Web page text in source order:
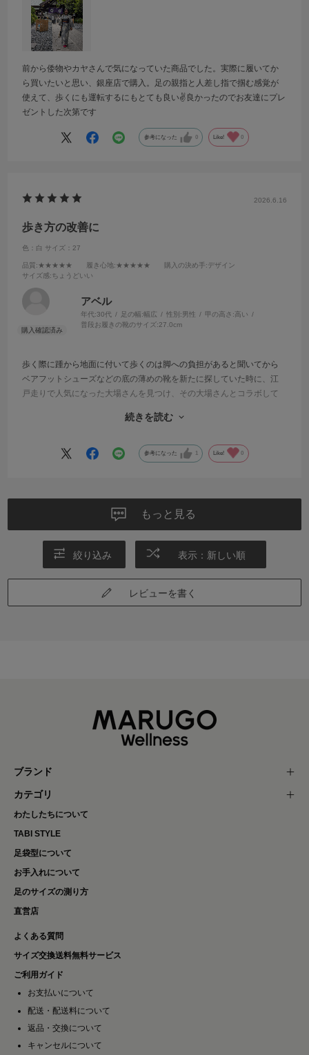
前から倭物やカヤさんで気になっていた商品でした。実際に履いてか
ら買いたいと思い、銀座店で購入。足の親指と人差し指で掴む感覚が
使えて、歩くにも運転するにもとても良い✌️良かったのでお友達にプレ
ゼントした次第です
参考になった 0 Like! 0
2026.6.16
歩き方の改善に
色：白 サイズ：27
品質:★★★★★ 履き心地:★★★★★ 購入の決め手 :デザイン
サイズ感:ちょうどいい
アベル
年代:30代 足の幅:幅広 性別:男性 甲の高さ:高い
普段お履きの靴のサイズ:27.0cm
歩く際に踵から地面に付いて歩くのは脚への負担があると聞いてから
ベアフットシューズなどの底の薄めの靴を新たに探していた時に、江
戸走りで人気になった大場さんを見つけ、その大場さんとコラボして
デザイン性も良く、足に隙間が空くことなく履けて、そして軽い！
親指と人差し指が離れてるだけで歩く感覚にここまで違いが出るとは
続きを読む
参考になった 1 Like! 0
もっと見る
絞り込み 表示：新しい順
レビューを書く
ブランド
カテゴリ
わたしたちについて
TABI STYLE
足袋型について
お手入れについて
足のサイズの測り方
直営店
よくある質問
サイズ交換送料無料サービス
ご利用ガイド
お支払いについて
配送・配送料について
返品・交換について
キャンセルについて